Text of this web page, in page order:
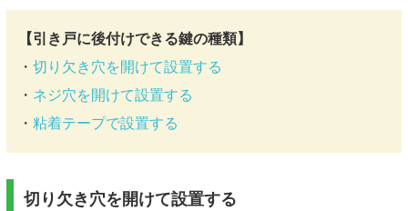
【引き戸に後付けできる鍵の種類】
・ 切り欠き穴を開けて設置する
・ ネジ穴を開けて設置する
・ 粘着テープで設置する
切り欠き穴を開けて設置する